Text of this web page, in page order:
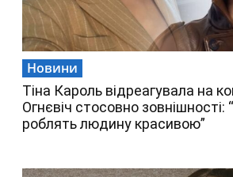
Новини
Тіна Кароль відреагувала на
Огнєвіч стосовно зовнішності:
роблять людину красивою”